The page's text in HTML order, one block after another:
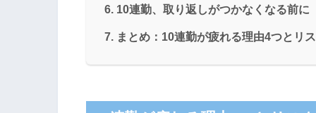
10連勤、取り返しがつかなくなる前に
まとめ：10連勤が疲れる理由4つとリ